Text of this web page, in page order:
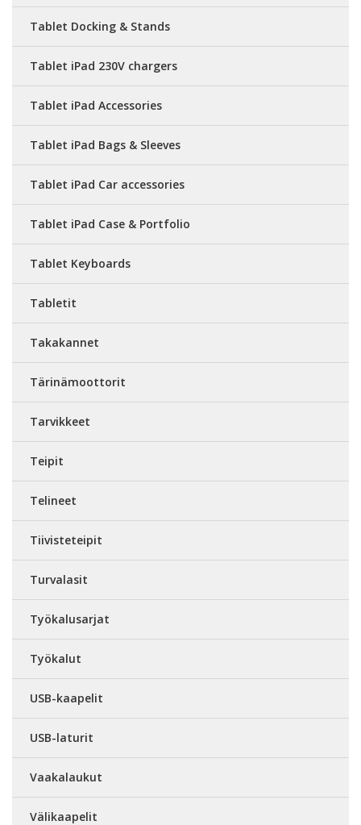
Tablet Docking & Stands
Tablet iPad 230V chargers
Tablet iPad Accessories
Tablet iPad Bags & Sleeves
Tablet iPad Car accessories
Tablet iPad Case & Portfolio
Tablet Keyboards
Tabletit
Takakannet
Tärinämoottorit
Tarvikkeet
Teipit
Telineet
Tiivisteteipit
Turvalasit
Työkalusarjat
Työkalut
USB-kaapelit
USB-laturit
Vaakalaukut
Välikaapelit